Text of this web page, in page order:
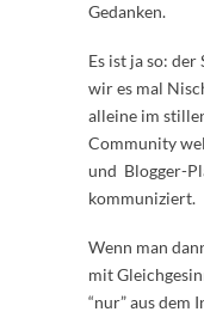
Gedanken.
Es ist ja so:
wir es mal
alleine im
Community
und Blogger-
kommuniziert.
Wenn man
mit
“nur” aus dem